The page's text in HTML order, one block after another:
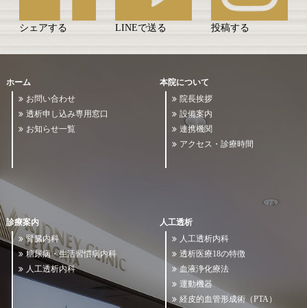
シェアする LINEで送る 投稿する
ホーム
お問い合わせ
透析申し込み専用窓口
お知らせ一覧
本院について
院長挨拶
設備案内
連携機関
アクセス・診療時間
診療案内
腎臓内科
糖尿病・生活習慣病内科
人工透析内科
人工透析
人工透析内科
透析医療18の特徴
血液浄化療法
運動機器
経皮的血管形成術（PTA）